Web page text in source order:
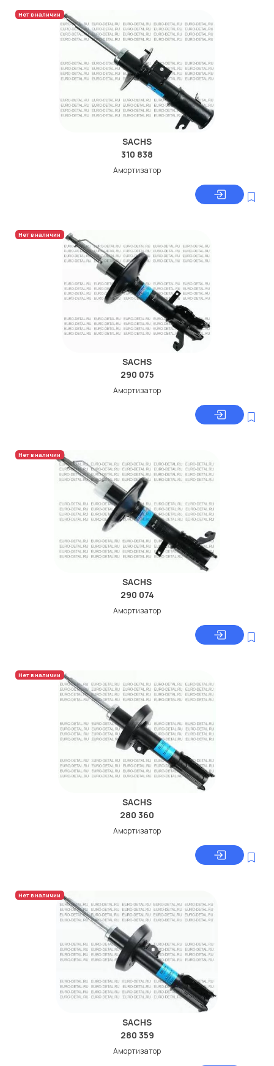
Нет в наличии
SACHS
310 838
Амортизатор
Нет в наличии
SACHS
290 075
Амортизатор
Нет в наличии
SACHS
290 074
Амортизатор
Нет в наличии
SACHS
280 360
Амортизатор
Нет в наличии
SACHS
280 359
Амортизатор